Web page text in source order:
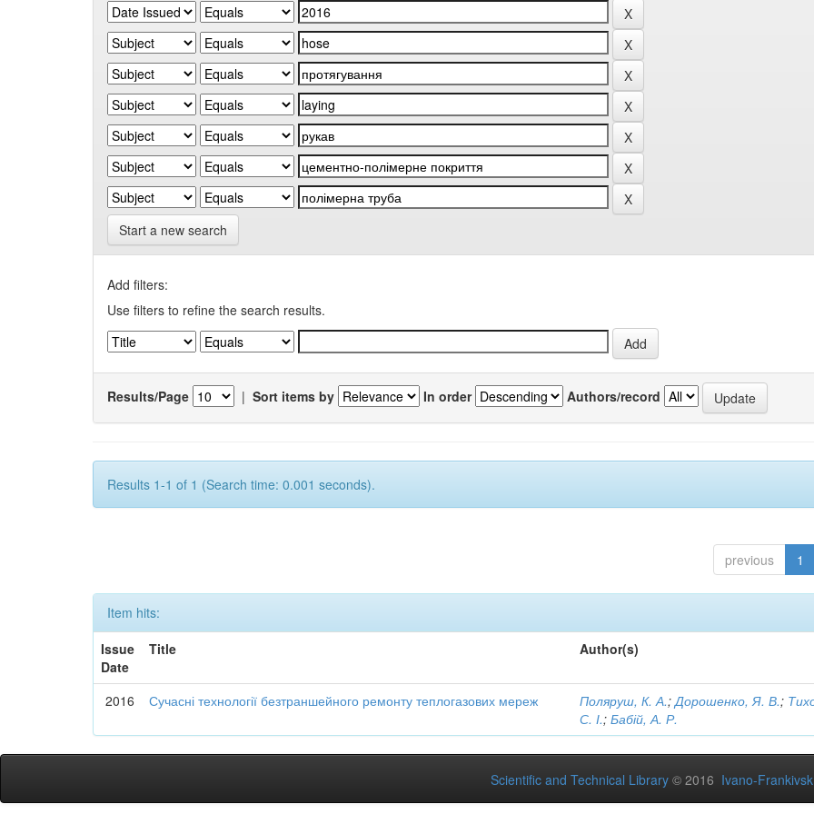
Start a new search
Add filters:
Use filters to refine the search results.
Results/Page | Sort items by In order Authors/record
Results 1-1 of 1 (Search time: 0.001 seconds).
previous 1
Item hits:
Issue
Date
Title Author(s)
2016 Сучасні технології безтраншейного ремонту теплогазових мереж Поляруш, К. А.;Дорошенко, Я. В.;
С. І.;Бабій, А. Р.
Scientific and Technical Library © 2016 Ivano-